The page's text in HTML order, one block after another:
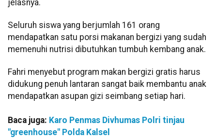
jelasnya.
Seluruh siswa yang berjumlah 161 orang
mendapatkan satu porsi makanan bergizi yang sudah
memenuhi nutrisi dibutuhkan tumbuh kembang anak.
Fahri menyebut program makan bergizi gratis harus
didukung penuh lantaran sangat baik membantu anak
mendapatkan asupan gizi seimbang setiap hari.
Baca juga: Karo Penmas Divhumas Polri tinjau
"greenhouse" Polda Kalsel